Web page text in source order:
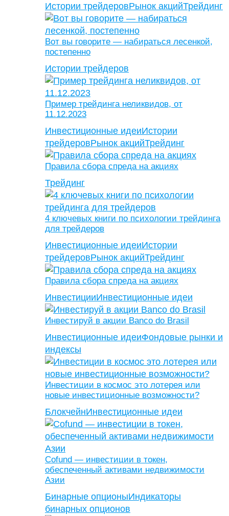
Истории трейдеровРынок акцийТрейдинг
Вот вы говорите — набираться лесенкой,
постепенно
Истории трейдеров
Пример трейдинга неликвидов, от
11.12.2023
Инвестиционные идеиИстории
трейдеровРынок акцийТрейдинг
Правила сбора спреда на акциях
Трейдинг
4 ключевых книги по психологии трейдинга
для трейдеров
Инвестиционные идеиИстории
трейдеровРынок акцийТрейдинг
Правила сбора спреда на акциях
ИнвестицииИнвестиционные идеи
Инвестируй в акции Banco do Brasil
Инвестиционные идеиФондовые рынки и
индексы
Инвестиции в космос это лотерея или
новые инвестиционные возможности?
БлокчейнИнвестиционные идеи
Cofund — инвестиции в токен,
обеспеченный активами недвижимости
Азии
Бинарные опционыИндикаторы
бинарных опционов